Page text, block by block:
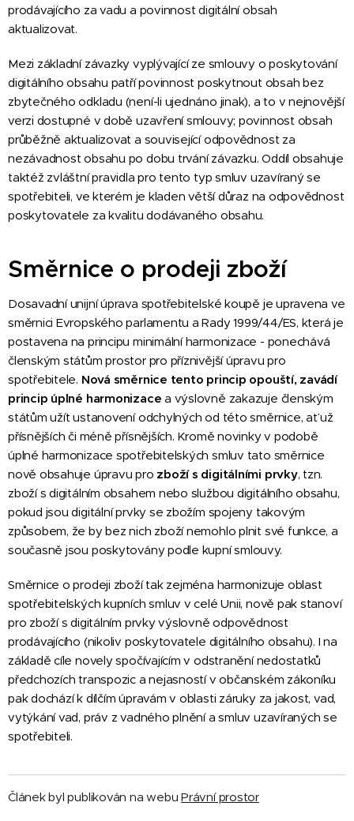
prodávajícího za vadu a povinnost digitální obsah
aktualizovat.
Mezi základní závazky vyplývající ze smlouvy o poskytování
digitálního obsahu patří povinnost poskytnout obsah bez
zbytečného odkladu (není-li ujednáno jinak), a to v nejnovější
verzi dostupné v době uzavření smlouvy; povinnost obsah
průběžně aktualizovat a související odpovědnost za
nezávadnost obsahu po dobu trvání závazku. Oddíl obsahuje
taktéž zvláštní pravidla pro tento typ smluv uzavíraný se
spotřebiteli, ve kterém je kladen větší důraz na odpovědnost
poskytovatele za kvalitu dodávaného obsahu.
Směrnice o prodeji zboží
Dosavadní unijní úprava spotřebitelské koupě je upravena ve
směrnici Evropského parlamentu a Rady 1999/44/ES, která je
postavena na principu minimální harmonizace - ponechává
členským státům prostor pro příznivější úpravu pro
spotřebitele. Nová směrnice tento princip opouští, zavádí
princip úplné harmonizace a výslovně zakazuje členským
státům užít ustanovení odchylných od této směrnice, ať už
přísnějších či méně přísnějších. Kromě novinky v podobě
úplné harmonizace spotřebitelských smluv tato směrnice
nově obsahuje úpravu pro zboží s digitálními prvky, tzn.
zboží s digitálním obsahem nebo službou digitálního obsahu,
pokud jsou digitální prvky se zbožím spojeny takovým
způsobem, že by bez nich zboží nemohlo plnit své funkce, a
současně jsou poskytovány podle kupní smlouvy.
Směrnice o prodeji zboží tak zejména harmonizuje oblast
spotřebitelských kupních smluv v celé Unii, nově pak stanoví
pro zboží s digitálním prvky výslovně odpovědnost
prodávajícího (nikoliv poskytovatele digitálního obsahu). I na
základě cíle novely spočívajícím v odstranění nedostatků
předchozích transpozic a nejasností v občanském zákoníku
pak dochází k dílčím úpravám v oblasti záruky za jakost, vad,
vytýkání vad, práv z vadného plnění a smluv uzavíraných se
spotřebiteli.
Článek byl publikován na webuPrávní prostor